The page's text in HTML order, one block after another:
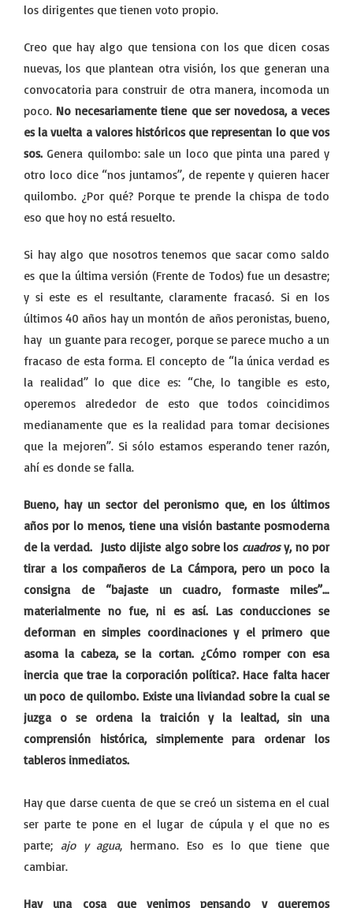
los dirigentes que tienen voto propio.
Creo que hay algo que tensiona con los que dicen cosas
nuevas, los que plantean otra visión, los que generan una
convocatoria para construir de otra manera, incomoda un
poco. No necesariamente tiene que ser novedosa, a veces
es la vuelta a valores históricos que representan lo que vos
sos. Genera quilombo: sale un loco que pinta una pared y
otro loco dice “nos juntamos”, de repente y quieren hacer
quilombo. ¿Por qué? Porque te prende la chispa de todo
eso que hoy no está resuelto.
Si hay algo que nosotros tenemos que sacar como saldo
es que la última versión (Frente de Todos) fue un desastre;
y si este es el resultante, claramente fracasó. Si en los
últimos 40 años hay un montón de años peronistas, bueno,
hay un guante para recoger, porque se parece mucho a un
fracaso de esta forma. El concepto de “la única verdad es
la realidad” lo que dice es: “Che, lo tangible es esto,
operemos alrededor de esto que todos coincidimos
medianamente que es la realidad para tomar decisiones
que la mejoren”. Si sólo estamos esperando tener razón,
ahí es donde se falla.
Bueno, hay un sector del peronismo que, en los últimos
años por lo menos, tiene una visión bastante posmoderna
de la verdad. Justo dijiste algo sobre los cuadrosy, no por
tirar a los compañeros de La Cámpora, pero un poco la
consigna de “bajaste un cuadro, formaste miles”…
materialmente no fue, ni es así. Las conducciones se
deforman en simples coordinaciones y el primero que
asoma la cabeza, se la cortan. ¿Cómo romper con esa
inercia que trae la corporación política?. Hace falta hacer
un poco de quilombo. Existe una liviandad sobre la cual se
juzga o se ordena la traición y la lealtad, sin una
comprensión histórica, simplemente para ordenar los
tableros inmediatos.
Hay que darse cuenta de que se creó un sistema en el cual
ser parte te pone en el lugar de cúpula y el que no es
parte; ajo y agua, hermano. Eso es lo que tiene que
cambiar.
Hay una cosa que venimos pensando y queremos